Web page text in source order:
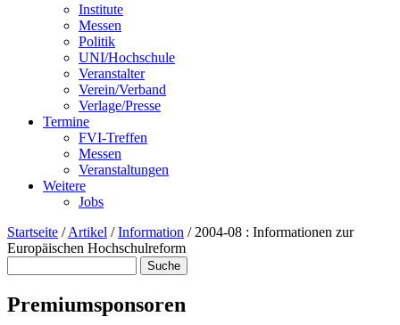
Institute
Messen
Politik
UNI/Hochschule
Veranstalter
Verein/Verband
Verlage/Presse
Termine
FVI-Treffen
Messen
Veranstaltungen
Weitere
Jobs
Startseite /Artikel /Information / 2004-08 : Informationen zur
Europäischen Hochschulreform
Premiumsponsoren